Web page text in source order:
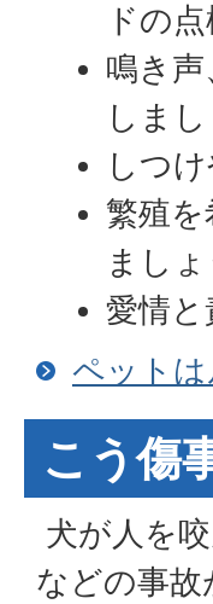
ドの
鳴き
しまし
しつ
繁殖
ましょ
愛情
ペット
こう傷
犬が人を
などの事故